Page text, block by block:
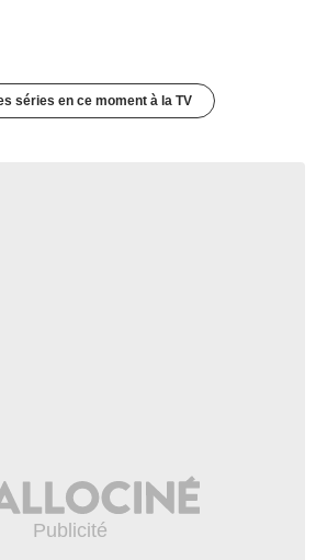
séries en ce moment à la TV